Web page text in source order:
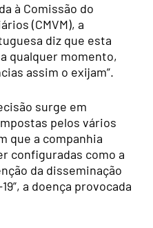
à Comissão do
(CMVM), a
diz que esta
qualquer momento,
assim o exijam”.
surge em
pelos vários
que a companhia
configuradas como a
da disseminação
a doença provocada